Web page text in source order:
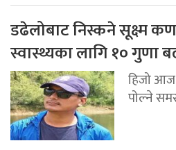
डढेलोबाट निस्कने सूक्ष्म
स्वास्थ्यका लागि १० गुणा
हिजो आज
पोल्ने